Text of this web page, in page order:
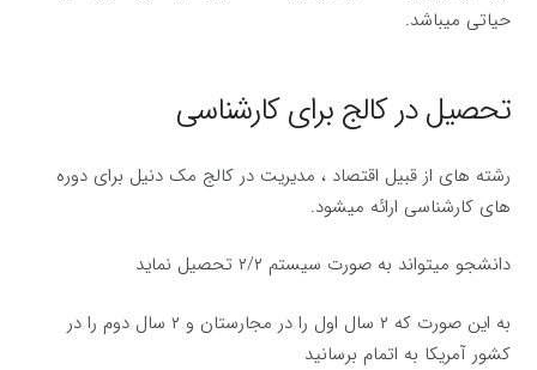
حیاتی میباشد.
تحصیل در کالج برای کارشناسی
رشته های از قبیل اقتصاد ، مدیریت در کالج مک دنیل برای دوره
های کارشناسی ارائه میشود.
دانشجو میتواند به صورت سیستم ۲/۲ تحصیل نماید
به این صورت که ۲ سال اول را در مجارستان و ۲ سال دوم را در
کشور آمریکا به اتمام برسانید